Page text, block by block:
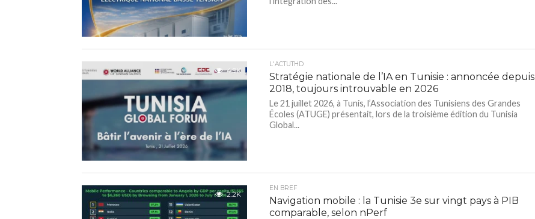
4.9K
L'ACTUTHD
Stratégie nationale de l’IA en Tunisie : annoncée depuis
2018, toujours introuvable en 2026
Le 21 juillet 2026, à Tunis, l’Association des Tunisiens des Grandes
Écoles (ATUGE) présentait, lors de la troisième édition du Tunisia
Global...
2.2K
EN BREF
Navigation mobile : la Tunisie 3e sur vingt pays à PIB
comparable, selon nPerf